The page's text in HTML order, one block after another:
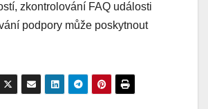
zkontrolování FAQ události
podpory může poskytnout